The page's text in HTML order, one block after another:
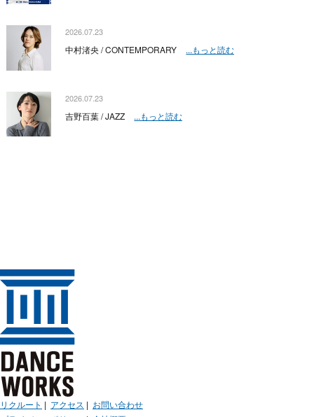
2026.07.23
中村渚央 / CONTEMPORARY ...もっと読む
2026.07.23
吉野百葉 / JAZZ ...もっと読む
リクルート | アクセス | お問い合わせ